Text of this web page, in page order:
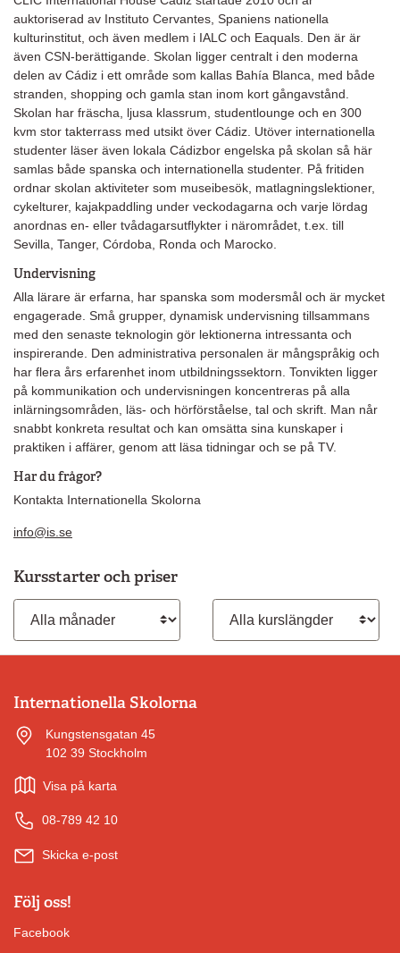
auktoriserad av Instituto Cervantes, Spaniens nationella
kulturinstitut, och även medlem i IALC och Eaquals. Den är är
även CSN-berättigande. Skolan ligger centralt i den moderna
delen av Cádiz i ett område som kallas Bahía Blanca, med både
stranden, shopping och gamla stan inom kort gångavstånd.
Skolan har fräscha, ljusa klassrum, studentlounge och en 300
kvm stor takterrass med utsikt över Cádiz. Utöver internationella
studenter läser även lokala Cádizbor engelska på skolan så här
samlas både spanska och internationella studenter. På fritiden
ordnar skolan aktiviteter som museibesök, matlagningslektioner,
cykelturer, kajakpaddling under veckodagarna och varje lördag
anordnas en- eller tvådagarsutflykter i närområdet, t.ex. till
Sevilla, Tanger, Córdoba, Ronda och Marocko.
Undervisning
Alla lärare är erfarna, har spanska som modersmål och är mycket
engagerade. Små grupper, dynamisk undervisning tillsammans
med den senaste teknologin gör lektionerna intressanta och
inspirerande. Den administrativa personalen är mångspråkig och
har flera års erfarenhet inom utbildningssektorn. Tonvikten ligger
på kommunikation och undervisningen koncentreras på alla
inlärningsområden, läs- och hörförståelse, tal och skrift. Man når
snabbt konkreta resultat och kan omsätta sina kunskaper i
praktiken i affärer, genom att läsa tidningar och se på TV.
Har du frågor?
Kontakta Internationella Skolorna
info@is.se
Kursstarter och priser
Internationella Skolorna
Kungstensgatan 45
102 39 Stockholm
Visa på karta
08-789 42 10
Skicka e-post
Följ oss!
Facebook